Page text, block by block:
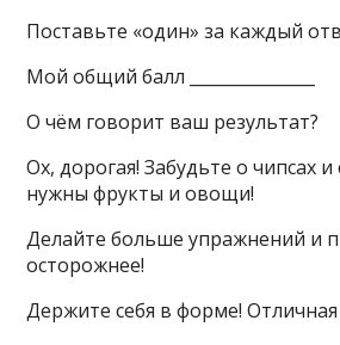
Поставьте «один» за каждый
Мой общий балл _______________
О чём говорит ваш результат?
Ох, дорогая! Забудьте о чипсах
нужны фрукты и овощи!
Делайте больше упражнений и
осторожнее!
Держите себя в форме! Отличная